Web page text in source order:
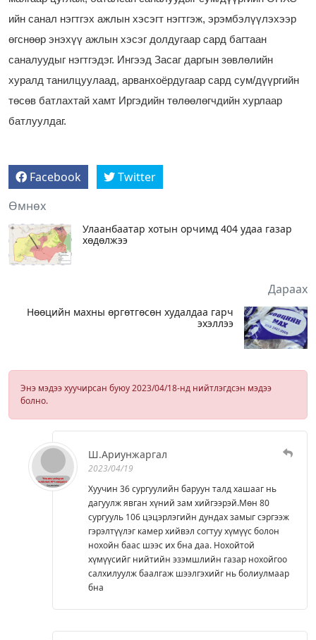
ийн санал нэгтгэх ажлын хэсэгт нэгтгэж, эрэмбэлүүлэхээр
өгснөөр энэхүү ажлын хэсэг долдугаар сард багтаан
саналуудыг нэгтгэдэг. Ингээд Засаг даргын зөвлөлийн
хуралд танилцуулаад, арванхоёрдугаар сард сум/дүүргийн
төсөв батлахтай хамт Иргэдийн төлөөлөгчдийн хурлаар
батлуулдаг.
Facebook
Twitter
Өмнөх
Улаанбаатар хотын орчимд 404 удаа газар
хөдөлжээ
Дараах
Нөөцийн махны өргөтгөсөн худалдаа гарч
эхэллээ
Энэ мэдээ хуучирсан буюу 2023/04/18-нд нийтлэгдсэн мэдээ
болно.
Ш.Ариунжаргал
2023/04/19
Хуучин 36 сургуулийн баруун талд хашааг нь
дагуулж явган хүний зам хийгээрэй.Мөн 80
сургууль 106 цэцэрлэгийн дундах замыг сэргээж
гэрэлтүүлэг камер хийвэл согтуу хүмүүс болон
нохойн баас шээс их бна даа. Нохойтой
хүмүүсийг нийтийн эзэмшлийн газар нохойгоо
салхилуулж баалгаж шээлгэхийг нь болиулмаар
бна